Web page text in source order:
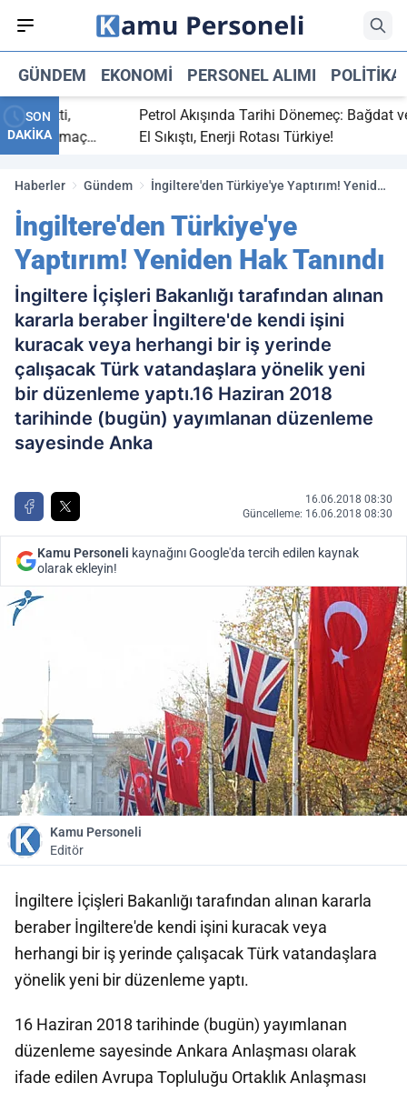
GÜNDEM EKONOMI PERSONEL ALIMI POLITIKA
SON
DAKİKA
bitti,
maç
Petrol Akışında Tarihi Dönemeç: Bağdat ve
El Sıkıştı, Enerji Rotası Türkiye!
Haberler Gündem
İngiltere'den Türkiye'ye Yaptırım! Yeniden
İngiltere'den Türkiye'ye
Yaptırım! Yeniden Hak Tanındı
İngiltere İçişleri Bakanlığı tarafından alınan
kararla beraber İngiltere'de kendi işini
kuracak veya herhangi bir iş yerinde
çalışacak Türk vatandaşlara yönelik yeni
bir düzenleme yaptı.16 Haziran 2018
tarihinde (bugün) yayımlanan düzenleme
sayesinde Anka
16.06.2018 08:30
Güncelleme: 16.06.2018 08:30
Kamu Personeli kaynağını Google'da tercih edilen kaynak
olarak ekleyin!
Kamu Personeli
Editör
İngiltere İçişleri Bakanlığı tarafından alınan kararla
beraber İngiltere'de kendi işini kuracak veya
herhangi bir iş yerinde çalışacak Türk vatandaşlara
yönelik yeni bir düzenleme yaptı.
16 Haziran 2018 tarihinde (bugün) yayımlanan
düzenleme sayesinde Ankara Anlaşması olarak
ifade edilen Avrupa Topluluğu Ortaklık Anlaşması